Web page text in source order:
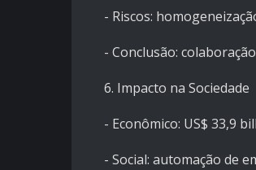
- Riscos:
- Conclusão:
6. Impacto na Sociedade
- Econômico: US$ 33,9
- Social: automação de